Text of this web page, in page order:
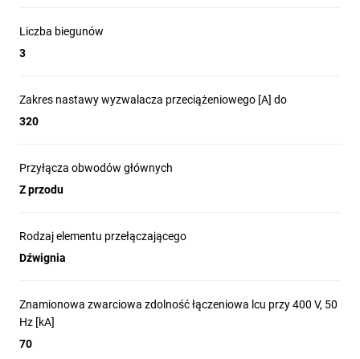
Liczba biegunów
3
Zakres nastawy wyzwalacza przeciążeniowego [A] do
320
Przyłącza obwodów głównych
Z przodu
Rodzaj elementu przełączającego
Dźwignia
Znamionowa zwarciowa zdolność łączeniowa lcu przy 400 V, 50
Hz [kA]
70